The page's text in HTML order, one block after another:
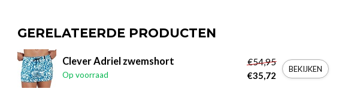
GERELATEERDE PRODUCTEN
Clever Adriel zwemshort
Op voorraad
€54,95
€35,72
BEKIJKEN